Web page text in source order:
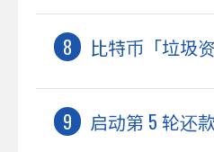
比特币「垃圾
启动第 5 轮还